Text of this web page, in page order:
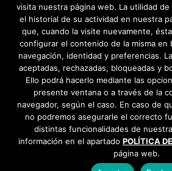
visita nuestra página web. La utilidad
el historial de su actividad en nuestra
que, cuando la visite nuevamente,
configurar el contenido de la misma en
navegación, identidad y preferencias.
aceptadas, rechazadas, bloqueadas y
Ello podrá hacerlo mediante las
presente ventana o a través de la
navegador, según el caso. En caso de
no podremos asegurarle el correcto
distintas funcionalidades de
información en el apartado POLÍTICA
página web.